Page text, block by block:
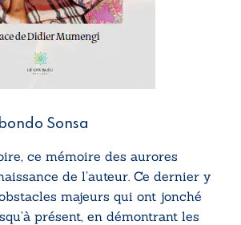
Sonsa
ce mémoire des aurores
de l’auteur. Ce dernier y
majeurs qui ont jonché
présent, en démontrant les